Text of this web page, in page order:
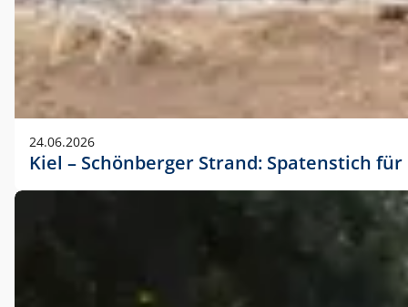
24.06.2026
Kiel – Schönberger Strand: Spatenstich